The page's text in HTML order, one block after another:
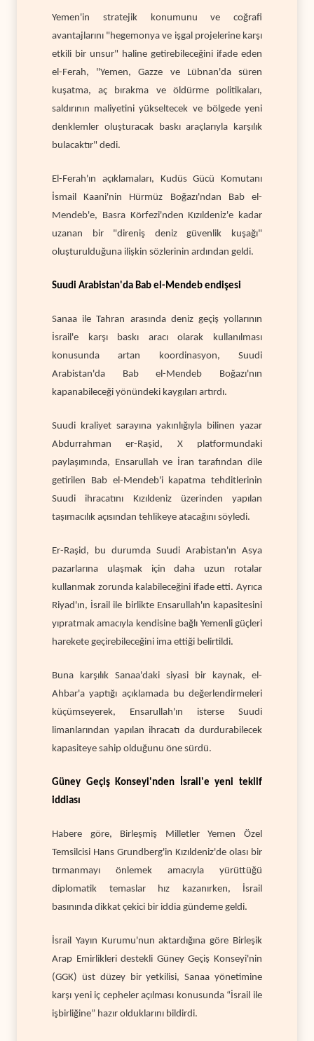
Yemen'in stratejik konumunu ve coğrafi
avantajlarını "hegemonya ve işgal projelerine karşı
etkili bir unsur" haline getirebileceğini ifade eden
el-Ferah, "Yemen, Gazze ve Lübnan'da süren
kuşatma, aç bırakma ve öldürme politikaları,
saldırının maliyetini yükseltecek ve bölgede yeni
denklemler oluşturacak baskı araçlarıyla karşılık
bulacaktır" dedi.
El-Ferah'ın açıklamaları, Kudüs Gücü Komutanı
İsmail Kaani'nin Hürmüz Boğazı'ndan Bab el-
Mendeb'e, Basra Körfezi'nden Kızıldeniz'e kadar
uzanan bir "direniş deniz güvenlik kuşağı"
oluşturulduğuna ilişkin sözlerinin ardından geldi.
Suudi Arabistan'da Bab el-Mendeb endişesi
Sanaa ile Tahran arasında deniz geçiş yollarının
İsrail'e karşı baskı aracı olarak kullanılması
konusunda artan koordinasyon, Suudi
Arabistan'da Bab el-Mendeb Boğazı'nın
kapanabileceği yönündeki kaygıları artırdı.
Suudi kraliyet sarayına yakınlığıyla bilinen yazar
Abdurrahman er-Raşid, X platformundaki
paylaşımında, Ensarullah ve İran tarafından dile
getirilen Bab el-Mendeb'i kapatma tehditlerinin
Suudi ihracatını Kızıldeniz üzerinden yapılan
taşımacılık açısından tehlikeye atacağını söyledi.
Er-Raşid, bu durumda Suudi Arabistan'ın Asya
pazarlarına ulaşmak için daha uzun rotalar
kullanmak zorunda kalabileceğini ifade etti. Ayrıca
Riyad'ın, İsrail ile birlikte Ensarullah'ın kapasitesini
yıpratmak amacıyla kendisine bağlı Yemenli güçleri
harekete geçirebileceğini ima ettiği belirtildi.
Buna karşılık Sanaa'daki siyasi bir kaynak, el-
Ahbar'a yaptığı açıklamada bu değerlendirmeleri
küçümseyerek, Ensarullah'ın isterse Suudi
limanlarından yapılan ihracatı da durdurabilecek
kapasiteye sahip olduğunu öne sürdü.
Güney Geçiş Konseyi'nden İsrail'e yeni teklif
iddiası
Habere göre, Birleşmiş Milletler Yemen Özel
Temsilcisi Hans Grundberg'in Kızıldeniz'de olası bir
tırmanmayı önlemek amacıyla yürüttüğü
diplomatik temaslar hız kazanırken, İsrail
basınında dikkat çekici bir iddia gündeme geldi.
İsrail Yayın Kurumu'nun aktardığına göre Birleşik
Arap Emirlikleri destekli Güney Geçiş Konseyi'nin
(GGK) üst düzey bir yetkilisi, Sanaa yönetimine
karşı yeni iç cepheler açılması konusunda “İsrail ile
işbirliğine” hazır olduklarını bildirdi.